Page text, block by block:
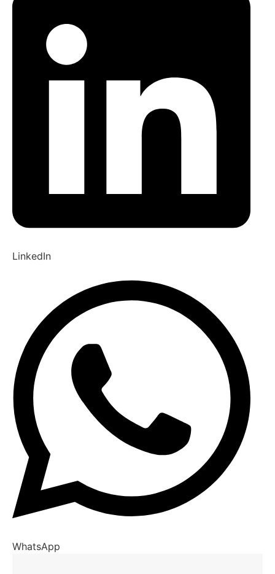
LinkedIn
WhatsApp